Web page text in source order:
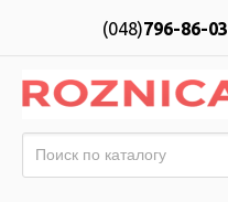
(048)796-86-03